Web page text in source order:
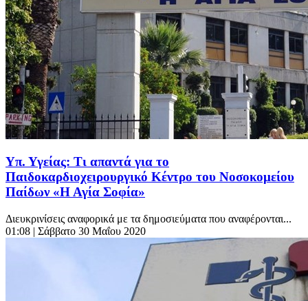
Υπ. Υγείας: Τι απαντά για το
Παιδοκαρδιοχειρουργικό Κέντρο του Νοσοκομείου
Παίδων «Η Αγία Σοφία»
Διευκρινίσεις αναφορικά με τα δημοσιεύματα που αναφέρονται...
01:08 | Σάββατο 30 Μαΐου 2020